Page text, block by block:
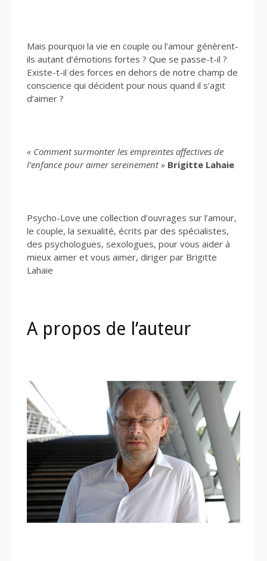
Mais pourquoi la vie en couple ou l’amour génèrent-
ils autant d’émotions fortes ? Que se passe-t-il ?
Existe-t-il des forces en dehors de notre champ de
conscience qui décident pour nous quand il s’agit
d’aimer ?
« Comment surmonter les empreintes affectives de
l’enfance pour aimer sereinement » Brigitte Lahaie
Psycho-Love une collection d’ouvrages sur l’amour,
le couple, la sexualité, écrits par des spécialistes,
des psychologues, sexologues, pour vous aider à
mieux aimer et vous aimer, diriger par Brigitte
Lahaie
A propos de l’auteur